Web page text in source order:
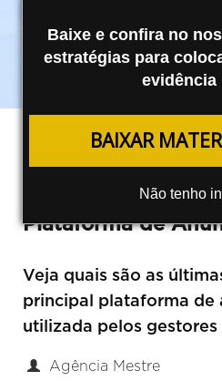
Baixe e confira no
estratégias para
evidência
BAIXAR
Não tenho
Atualizações do
Acompanhe as
Plataforma de
Veja quais são as
principal plataforma de
utilizada pelos
Agência Mestre